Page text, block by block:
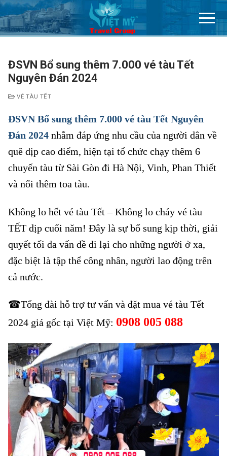
Chuyển
đến
nội
ĐSVN Bổ sung thêm 7.000 vé tàu Tết
Nguyên Đán 2024
VÉ TÀU TẾT
ĐSVN Bổ sung thêm 7.000 vé tàu Tết Nguyên
Đán 2024 nhằm đáp ứng nhu cầu của người dân về
quê dịp cao điểm, hiện tại tổ chức chạy thêm 6
chuyến tàu từ Sài Gòn đi Hà Nội, Vinh, Phan Thiết
và nối thêm toa tàu.
Không lo hết vé tàu Tết – Không lo cháy vé tàu
TẾT dịp cuối năm! Đây là sự bổ sung kịp thời, giải
quyết tối đa vấn đề đi lại cho những người ở xa,
đặc biệt là tập thể công nhân, người lao động trên
cả nước.
☎Tổng đài hỗ trợ tư vấn và đặt mua vé tàu Tết
2024 giá gốc tại Việt Mỹ: 0908 005 088